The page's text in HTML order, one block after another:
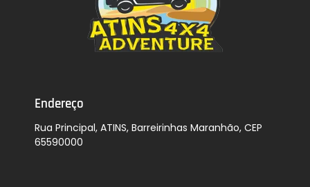
Endereço
Rua Principal, ATINS, Barreirinhas Maranhão, CEP
65590000